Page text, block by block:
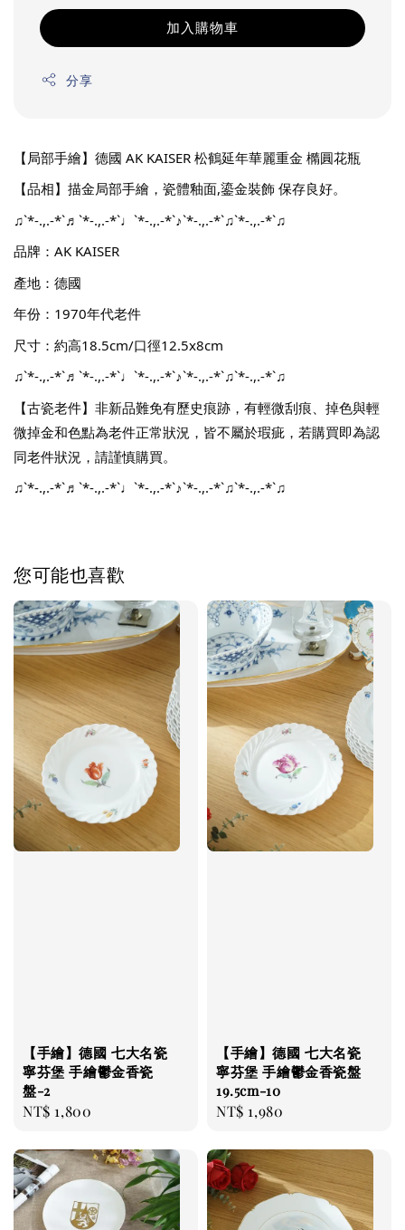
加入購物車
分享
【局部手繪】德國 AK KAISER 松鶴延年華麗重金 橢圓花瓶
【品相】描金局部手繪，瓷體釉面,鎏金裝飾 保存良好。
♫`*-.,.-*`♬`*-.,.-*`♩`*-.,.-*`♪`*-.,.-*`♫`*-.,.-*`♫
品牌：AK KAISER
產地：德國
年份：1970年代老件
尺寸：約高18.5cm/口徑12.5x8cm
♫`*-.,.-*`♬`*-.,.-*`♩`*-.,.-*`♪`*-.,.-*`♫`*-.,.-*`♫
【古瓷老件】非新品難免有歷史痕跡，有輕微刮痕、掉色與輕
微掉金和色點為老件正常狀況，皆不屬於瑕疵，若購買即為認
同老件狀況，請謹慎購買。
♫`*-.,.-*`♬`*-.,.-*`♩`*-.,.-*`♪`*-.,.-*`♫`*-.,.-*`♫
您可能也喜歡
【手繪】德國 七大名瓷
寧芬堡 手繪鬱金香瓷
盤-2
Regular
NT$ 1,800
【手繪】德國 七大名瓷
寧芬堡 手繪鬱金香瓷盤
19.5cm-10
Regular
NT$ 1,980